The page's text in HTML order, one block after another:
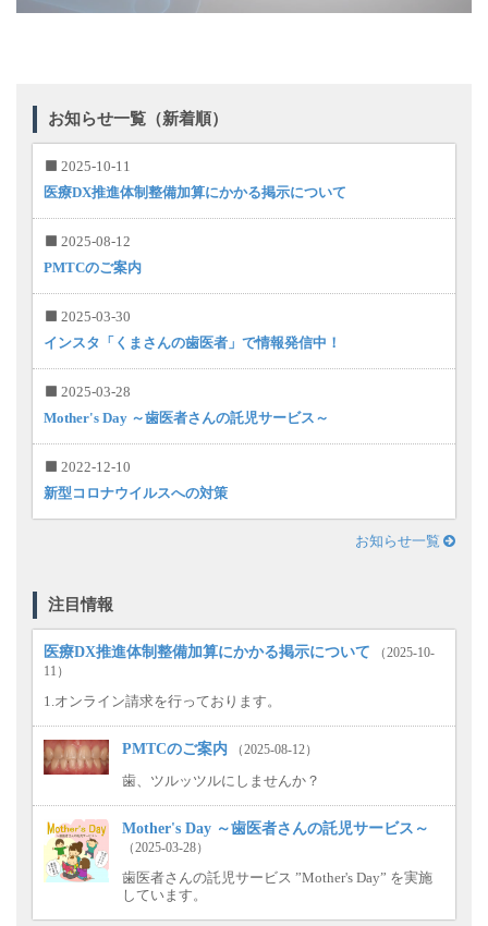
お知らせ一覧（新着順）
2025-10-11
医療DX推進体制整備加算にかかる掲示について
2025-08-12
PMTCのご案内
2025-03-30
インスタ「くまさんの歯医者」で情報発信中！
2025-03-28
Mother's Day ～歯医者さんの託児サービス～
2022-12-10
新型コロナウイルスへの対策
お知らせ一覧
注目情報
医療DX推進体制整備加算にかかる掲示について
（2025-10-
11）
1.オンライン請求を行っております。
PMTCのご案内 （2025-08-12）
歯、ツルッツルにしませんか？
Mother's Day ～歯医者さんの託児サービス～
（2025-03-28）
歯医者さんの託児サービス ”Mother's Day” を実施
しています。